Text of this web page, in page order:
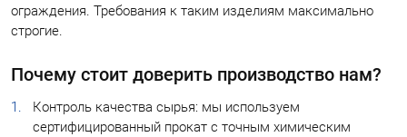
ограждения. Требования к таким изделиям максимально
строгие.
Почему стоит доверить производство нам?
Контроль качества сырья: мы используем
сертифицированный прокат с точным химическим